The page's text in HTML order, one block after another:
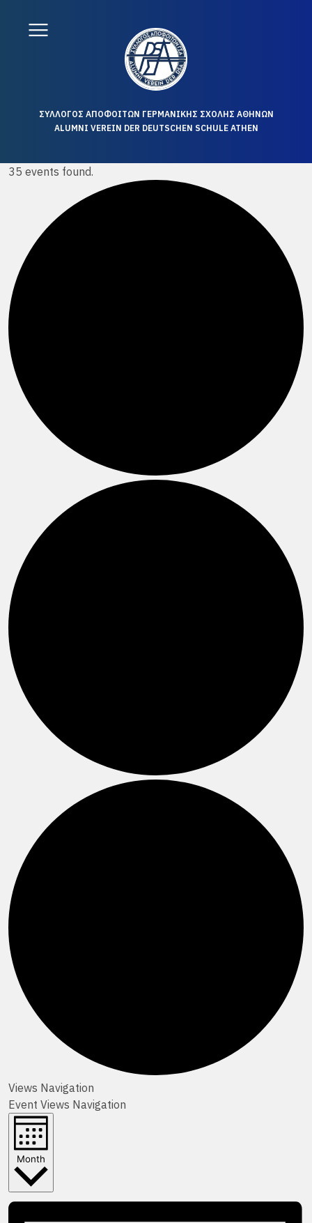
ΣΥΛΛΟΓΟΣ ΑΠΟΦΟΙΤΩΝ ΓΕΡΜΑΝΙΚΗΣ ΣΧΟΛΗΣ ΑΘΗΝΩΝ
ALUMNI VEREIN DER DEUTSCHEN SCHULE ATHEN
35 events found.
Views Navigation
Event Views Navigation
Month